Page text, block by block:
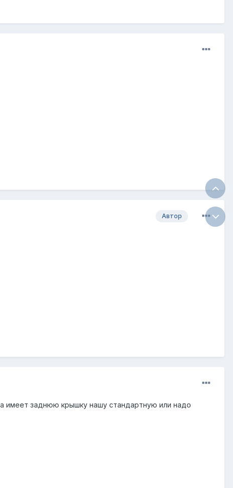
Автор
имеет заднюю крышку нашу стандартную или надо